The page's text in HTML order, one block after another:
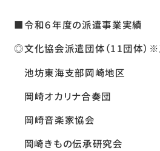
■令和６年度の派遣事業実績
◎文化協会派遣団体（11団体）
池坊東海支部岡崎地区
岡崎オカリナ合奏団
岡崎音楽家協会
岡崎きもの伝承研究会